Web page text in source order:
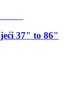
37" to 86"